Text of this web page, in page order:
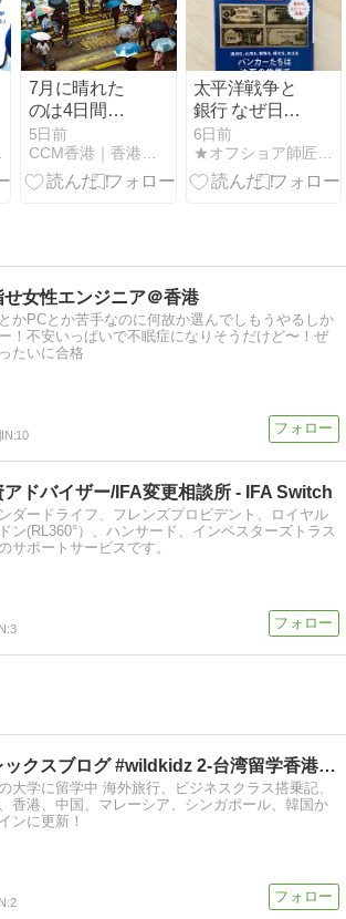
ゼントをゲッ
トしよう
ある！購入で
きるうちに行
動を早めるべ
し！
7月に晴れた
のは4日間だ
け、観測史上
2番目の降雨
量を記録
5日前
太平洋戦争と
銀行 なぜ日本
は「無謀な戦
争」ができた
のかを読んだ
お金のやりく
りが感じられ
る一冊！
6日前
せ女性エンジニア＠香港
かPCとか苦手なのに何故か選んでしもうやるしか
！不安いっぱいで不眠症になりそうだけど〜！ぜ
たいに合格
10
アドバイザー/IFA変更相談所 - IFA Switch
ダードライフ、フレンズプロビデント、ロイヤル
ン(RL360°）、ハンサード、インベスターズトラス
サポートサービスです。
3
アレックスブログ #wildkidz 2-台湾留学香港生活-
大学に留学中 海外旅行、ビジネスクラス搭乗記、
香港、中国、マレーシア、シンガポール、韓国か
ンに更新！
2